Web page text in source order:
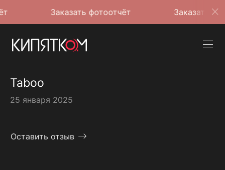
Заказать фотоотчёт Заказать фотоотчёт
Taboo
25 января 2025
Оставить отзыв